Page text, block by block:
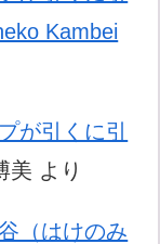
Kambei
が引くに引
美 より
（はけのみ